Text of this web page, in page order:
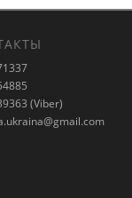
(Viber)